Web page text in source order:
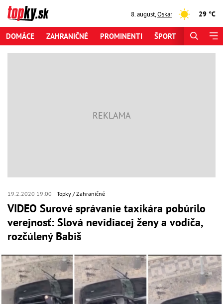
8. august,Oskar 29 °C
DOMÁCE ZAHRANIČNÉ PROMINENTI ŠPORT
19.2.2020 19:00 Topky Zahraničné
VIDEO Surové správanie taxikára pobúrilo
verejnosť: Slová nevidiacej ženy a vodiča,
rozčúlený Babiš